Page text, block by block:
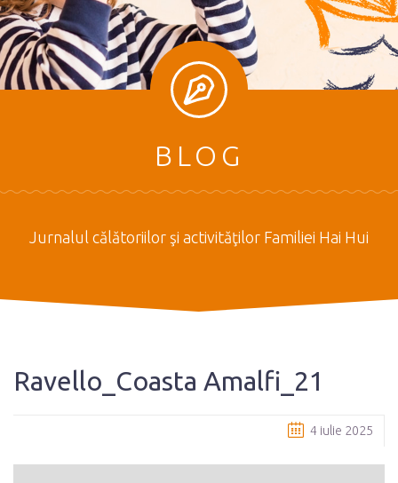
BLOG
Jurnalul călătoriilor şi activităţilor Familiei Hai Hui
Ravello_Coasta Amalfi_21
4 iulie 2025